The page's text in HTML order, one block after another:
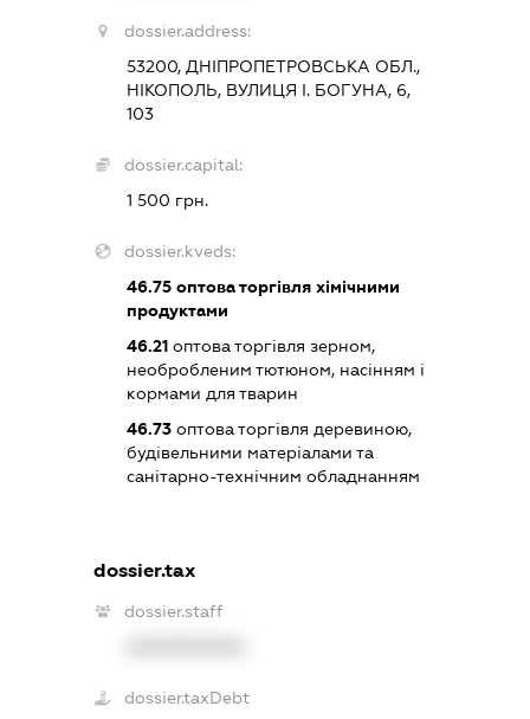
dossier.address:
53200, ДНІПРОПЕТРОВСЬКА ОБЛ.,
НІКОПОЛЬ, ВУЛИЦЯ І. БОГУНА, 6,
103
dossier.capital:
1 500 грн.
dossier.kveds:
46.75 оптова торгівля хімічними
продуктами
46.21 оптова торгівля зерном,
необробленим тютюном, насінням і
кормами для тварин
46.73 оптова торгівля деревиною,
будівельними матеріалами та
санітарно-технічним обладнанням
dossier.tax
dossier.staff
dossier.taxDebt